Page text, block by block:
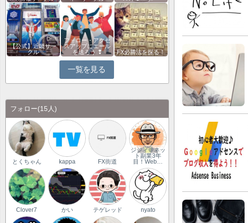
【公式】近畿サー
クル
フォロー・アクセ
スアップにエール
を送ろう ❢
FX必勝法を探る！
一覧を見る
フォロー(15人)
とくちゃん kappa FX街道
ジジィ＠ネッ
ト副業3年
目！Web…
Clover7 かい テゲレッド nyato